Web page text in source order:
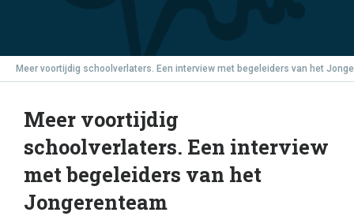
Meer voortijdig schoolverlaters. Een interview met begeleiders van het
Meer voortijdig
schoolverlaters. Een interview
met begeleiders van het
Jongerenteam